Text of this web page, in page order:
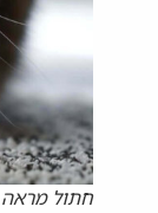
חתול